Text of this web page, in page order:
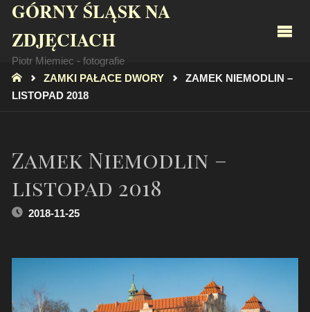
GÓRNY ŚLĄSK NA
ZDJĘCIACH
Piotr Miemiec - fotografie
STRONA
GŁÓWNA
ZAMKI PAŁACE DWORY
ZAMEK NIEMODLIN –
LISTOPAD 2018
Zamek Niemodlin –
listopad 2018
2018-11-25